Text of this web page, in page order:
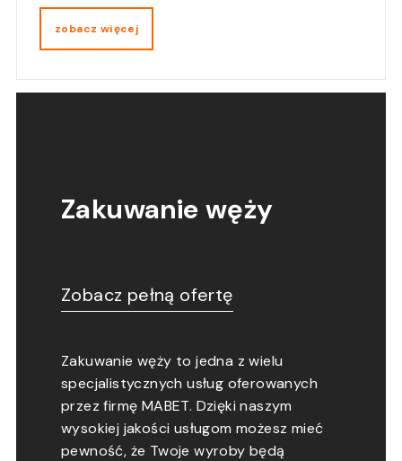
zobacz więcej
Zakuwanie węży
Zobacz pełną ofertę
Zakuwanie węży to jedna z wielu
specjalistycznych usług oferowanych
przez firmę MABET. Dzięki naszym
wysokiej jakości usługom możesz mieć
pewność, że Twoje wyroby będą